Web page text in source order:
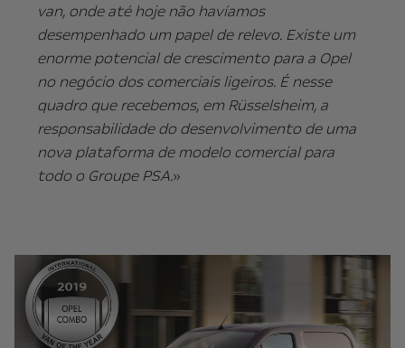
van, onde até hoje não havíamos
desempenhado um papel de relevo. Existe um
enorme potencial de crescimento para a Opel
no negócio dos comerciais ligeiros. É nesse
quadro que recebemos, em Rüsselsheim, a
responsabilidade do desenvolvimento de uma
nova plataforma de modelo comercial para
todo o Groupe PSA.»